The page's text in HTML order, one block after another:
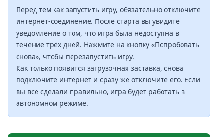
Перед тем как запустить игру, обязательно отключите
интернет-соединение. После старта вы увидите
уведомление о том, что игра была недоступна в
течение трёх дней. Нажмите на кнопку «Попробовать
снова», чтобы перезапустить игру.
Как только появится загрузочная заставка, снова
подключите интернет и сразу же отключите его. Если
вы всё сделали правильно, игра будет работать в
автономном режиме.